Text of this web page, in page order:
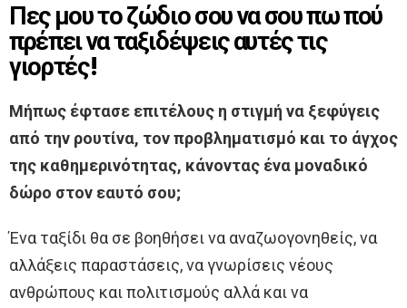
Πες μου το ζώδιο σου να σου πω πού
πρέπει να ταξιδέψεις αυτές τις
γιορτές!
Μήπως έφτασε επιτέλους η στιγμή να ξεφύγεις
από την ρουτίνα, τον προβληματισμό και το άγχος
της καθημερινότητας, κάνοντας ένα μοναδικό
δώρο στον εαυτό σου;
Ένα ταξίδι θα σε βοηθήσει να αναζωογονηθείς, να
αλλάξεις παραστάσεις, να γνωρίσεις νέους
ανθρώπους και πολιτισμούς αλλά και να